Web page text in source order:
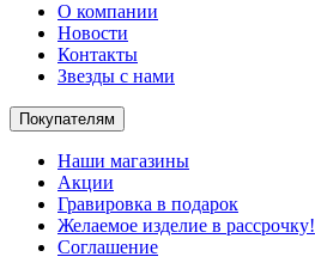
О компании
Новости
Контакты
Звезды с нами
Покупателям
Наши магазины
Акции
Гравировка в подарок
Желаемое изделие в рассрочку!
Соглашение